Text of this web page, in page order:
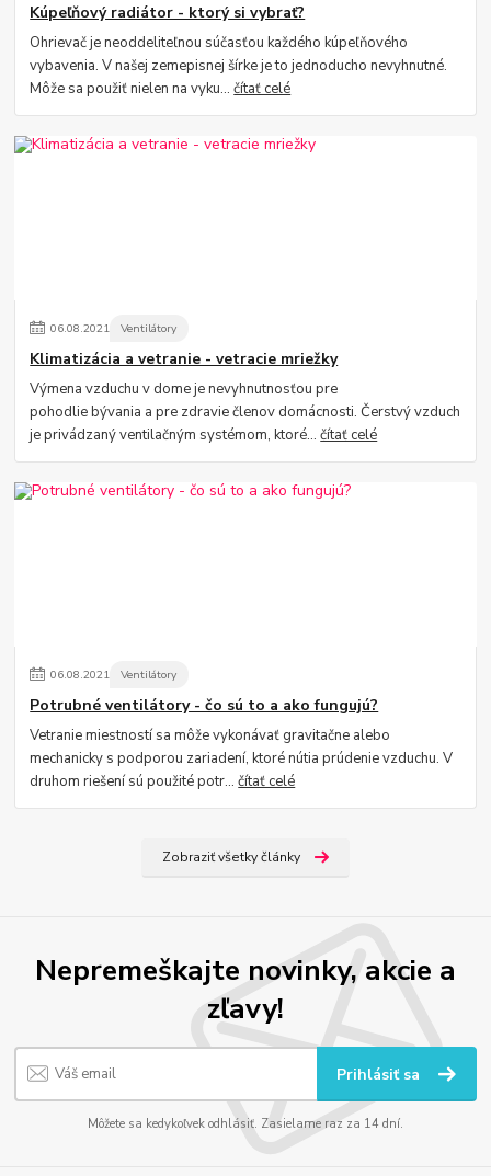
Kúpeľňový radiátor - ktorý si vybrať?
Ohrievač je neoddeliteľnou súčasťou každého kúpeľňového
vybavenia. V našej zemepisnej šírke je to jednoducho nevyhnutné.
Môže sa použiť nielen na vyku...čítať celé
06.08.2021 Ventilátory
Klimatizácia a vetranie - vetracie mriežky
Výmena vzduchu v dome je nevyhnutnosťou pre
pohodlie bývania a pre zdravie členov domácnosti. Čerstvý vzduch
je privádzaný ventilačným systémom, ktoré...čítať celé
06.08.2021 Ventilátory
Potrubné ventilátory - čo sú to a ako fungujú?
Vetranie miestností sa môže vykonávať gravitačne alebo
mechanicky s podporou zariadení, ktoré nútia prúdenie vzduchu. V
druhom riešení sú použité potr...čítať celé
Zobraziť všetky články
Nepremeškajte novinky, akcie a
zľavy!
Prihlásiť sa
Môžete sa kedykoľvek odhlásiť. Zasielame raz za 14 dní.